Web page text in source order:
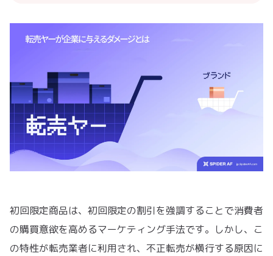
初回限定商品は、初回限定の割引を強調することで消費者
の購買意欲を高めるマーケティング手法です。しかし、こ
の特性が転売業者に利用され、不正転売が横行する原因に